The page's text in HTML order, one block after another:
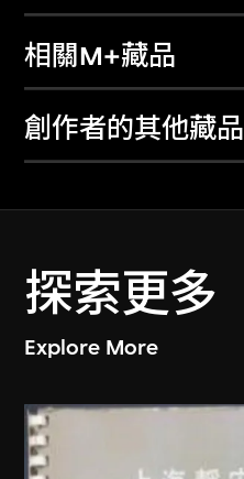
相關M+藏品
創作者的其他藏品
探索更多
Explore More